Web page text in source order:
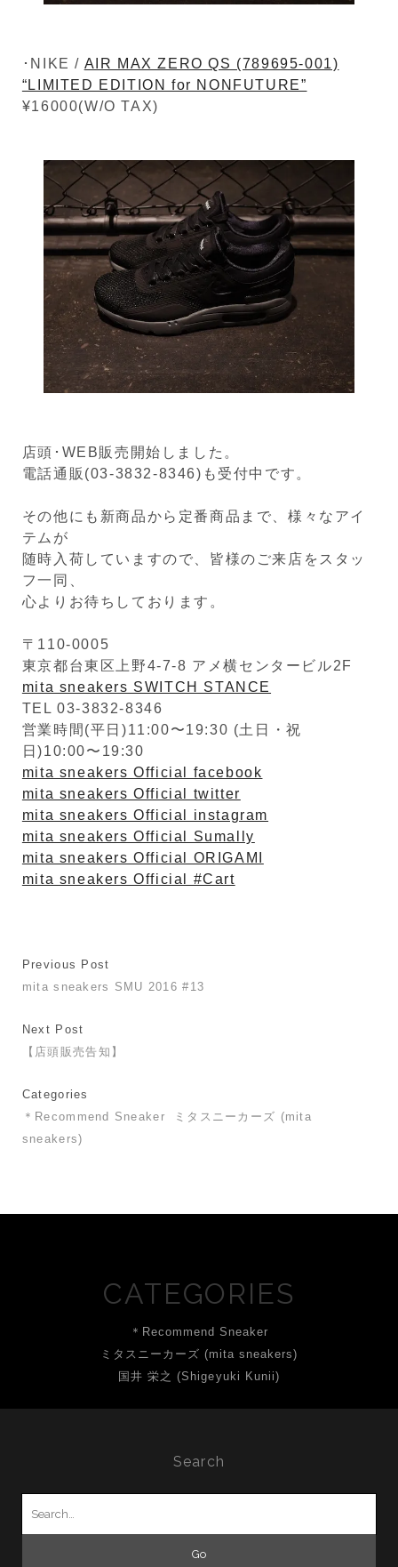
･NIKE / AIR MAX ZERO QS (789695-001)
“LIMITED EDITION for NONFUTURE”
¥16000(W/O TAX)
店頭･WEB販売開始しました。
電話通販(03-3832-8346)も受付中です。
その他にも新商品から定番商品まで、様々なアイ
テムが
随時入荷していますので、皆様のご来店をスタッ
フ一同、
心よりお待ちしております。
〒110-0005
東京都台東区上野4-7-8 アメ横センタービル2F
mita sneakers SWITCH STANCE
TEL 03-3832-8346
営業時間(平日)11:00〜19:30 (土日・祝
日)10:00〜19:30
mita sneakers Official facebook
mita sneakers Official twitter
mita sneakers Official instagram
mita sneakers Official Sumally
mita sneakers Official ORIGAMI
mita sneakers Official #Cart
Previous Post
mita sneakers SMU 2016 #13
Next Post
【店頭販売告知】
Categories
＊Recommend Sneaker
ミタスニーカーズ (mita
sneakers)
CATEGORIES
＊Recommend Sneaker
ミタスニーカーズ (mita sneakers)
国井 栄之 (Shigeyuki Kunii)
Search